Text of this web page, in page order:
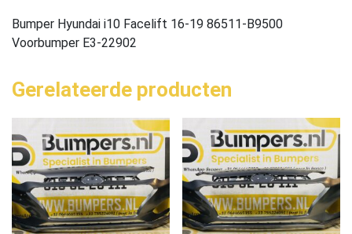
Bumper Hyundai i10 Facelift 16-19 86511-B9500
Voorbumper E3-22902
Gerelateerde producten